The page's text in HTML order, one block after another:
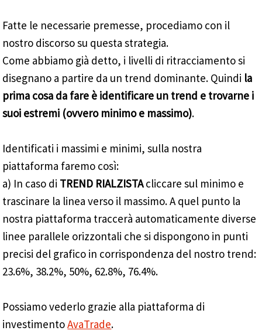
Fatte le necessarie premesse, procediamo con il
nostro discorso su questa strategia.
Come abbiamo già detto, i livelli di ritracciamento si
disegnano a partire da un trend dominante. Quindi la
prima cosa da fare è identificare un trend e trovarne i
suoi estremi (ovvero minimo e massimo).
Identificati i massimi e minimi, sulla nostra
piattaforma faremo così:
a) In caso di TREND RIALZISTAcliccare sul minimo e
trascinare la linea verso il massimo. A quel punto la
nostra piattaforma traccerà automaticamente diverse
linee parallele orizzontali che si dispongono in punti
precisi del grafico in corrispondenza del nostro trend:
23.6%, 38.2%, 50%, 62.8%, 76.4%.
Possiamo vederlo grazie alla piattaforma di
investimentoAvaTrade.